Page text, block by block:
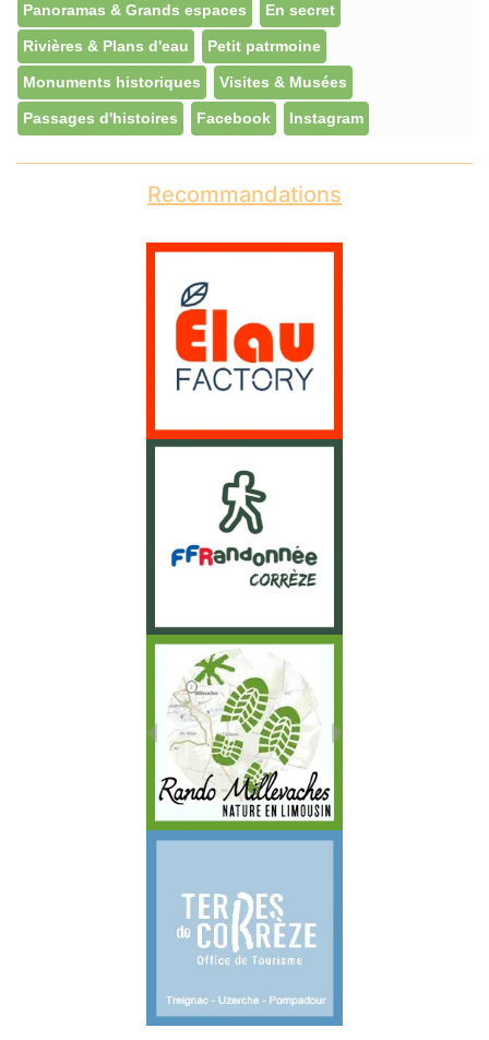
Panoramas & Grands espaces En secret
Rivières & Plans d'eau Petit patrmoine
Monuments historiques Visites & Musées
Passages d'histoires Facebook Instagram
Recommandations